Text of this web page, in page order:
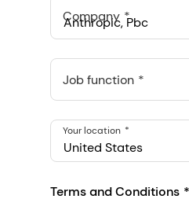
Company
548 Market St Pmb 90375,
Job function
United States
Your location
Terms and Conditions